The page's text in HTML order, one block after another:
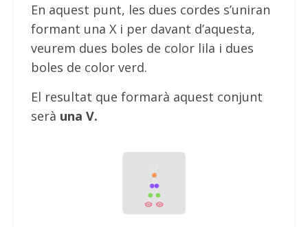
En aquest punt, les dues cordes s’uniran
formant una X i per davant d’aquesta,
veurem dues boles de color lila i dues
boles de color verd.
El resultat que formarà aquest conjunt
serà una V.